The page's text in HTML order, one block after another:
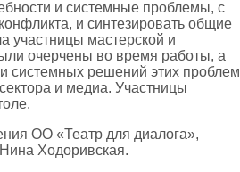
и системные проблемы, с
и синтезировать общие
участницы мастерской и
очерчены во время работы, а
системных решений этих проблем
и медиа. Участницы
ОО «Театр для диалога»,
Ходоривская.